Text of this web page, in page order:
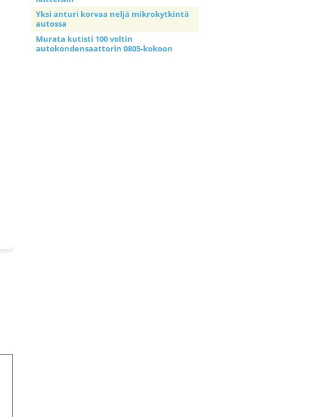
Yksi anturi korvaa neljä mikrokytkintä
autossa
Murata kutisti 100 voltin
autokondensaattorin 0805-kokoon